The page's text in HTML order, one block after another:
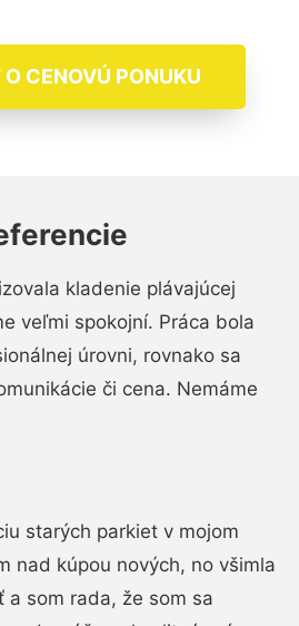
CENOVÚ PONUKU
kladenie plávajúcej
veľmi spokojní. Práca bola
úrovni, rovnako sa
či cena. Nemáme
starých parkiet v mojom
nad kúpou nových, no všimla
a som rada, že som sa